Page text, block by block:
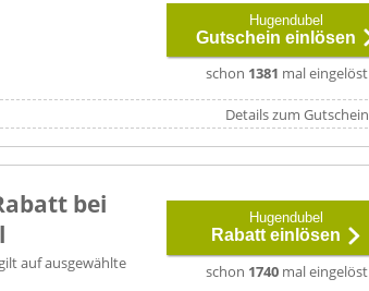
Hugendubel
Gutschein einlösen
schon 1381 mal eingelöst
Details zum Gutschein
bei
auf ausgewählte
Hugendubel
Rabatt einlösen
schon 1740mal eingelöst